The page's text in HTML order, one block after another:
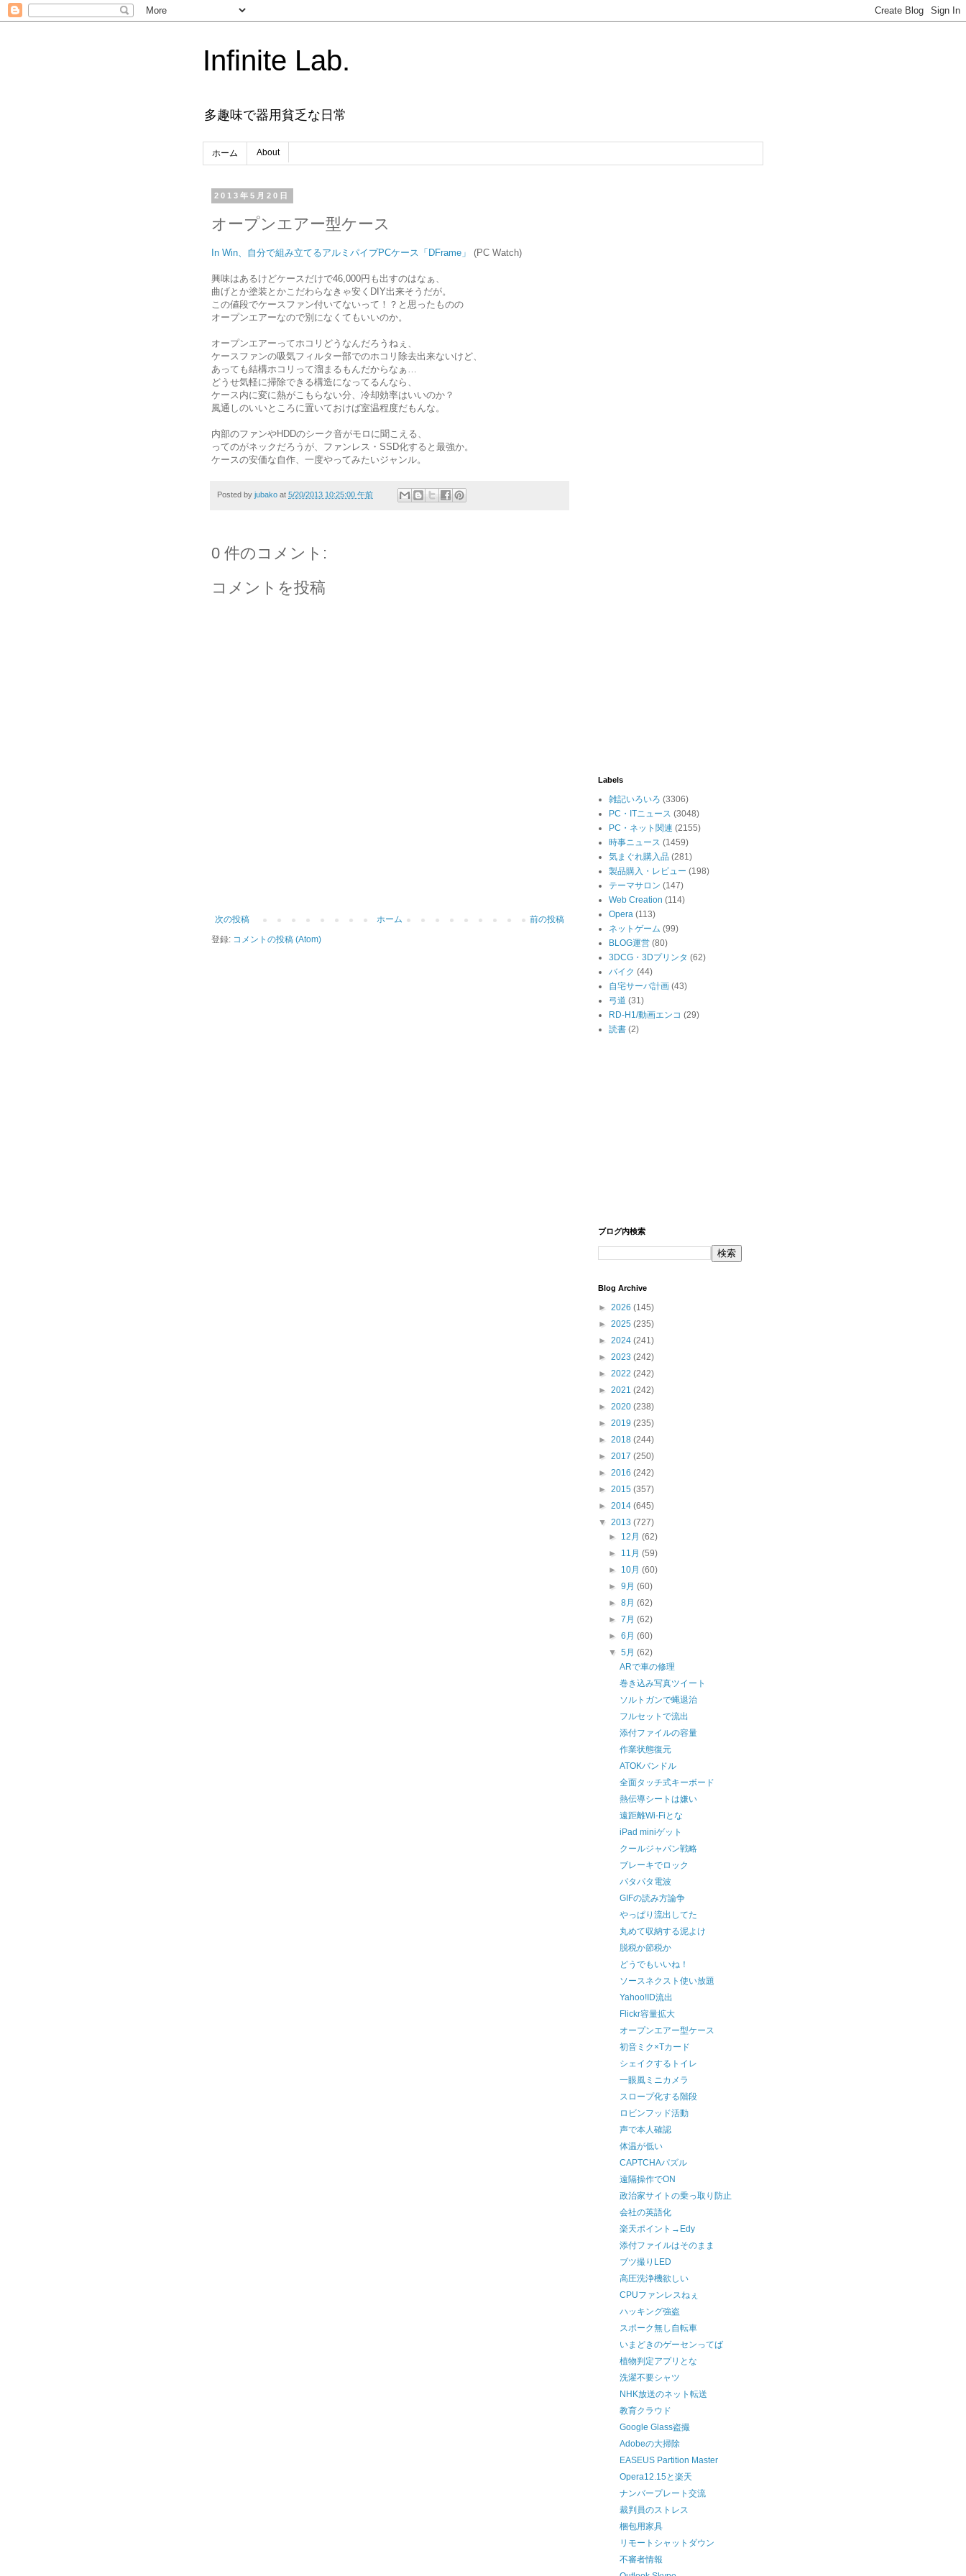
Infinite Lab.
多趣味で器用貧乏な日常
ホーム About
2013年5月20日
オープンエアー型ケース
In Win、自分で組み立てるアルミパイプPCケース「DFrame」 (PC Watch)
興味はあるけどケースだけで46,000円も出すのはなぁ、
曲げとか塗装とかこだわらなきゃ安くDIY出来そうだが。
この値段でケースファン付いてないって！？と思ったものの
オープンエアーなので別になくてもいいのか。
オープンエアーってホコリどうなんだろうねぇ、
ケースファンの吸気フィルター部でのホコリ除去出来ないけど、
あっても結構ホコリって溜まるもんだからなぁ…
どうせ気軽に掃除できる構造になってるんなら、
ケース内に変に熱がこもらない分、冷却効率はいいのか？
風通しのいいところに置いておけば室温程度だもんな。
内部のファンやHDDのシーク音がモロに聞こえる、
ってのがネックだろうが、ファンレス・SSD化すると最強か。
ケースの安価な自作、一度やってみたいジャンル。
Posted by jubako at 5/20/2013 10:25:00 午前
0 件のコメント:
コメントを投稿
次の投稿 前の投稿
ホーム
登録: コメントの投稿 (Atom)
Labels
雑記いろいろ (3306)
PC・ITニュース (3048)
PC・ネット関連 (2155)
時事ニュース (1459)
気まぐれ購入品 (281)
製品購入・レビュー (198)
テーマサロン (147)
Web Creation (114)
Opera (113)
ネットゲーム (99)
BLOG運営 (80)
3DCG・3Dプリンタ (62)
バイク (44)
自宅サーバ計画 (43)
弓道 (31)
RD-H1/動画エンコ (29)
読書 (2)
ブログ内検索
Blog Archive
► 2026 (145)
► 2025 (235)
► 2024 (241)
► 2023 (242)
► 2022 (242)
► 2021 (242)
► 2020 (238)
► 2019 (235)
► 2018 (244)
► 2017 (250)
► 2016 (242)
► 2015 (357)
► 2014 (645)
▼ 2013 (727)
► 12月(62)
► 11月(59)
► 10月(60)
►9月(60)
►8月(62)
►7月(62)
►6月(60)
▼5月(62)
ARで車の修理
巻き込み写真ツイート
ソルトガンで蝿退治
フルセットで流出
添付ファイルの容量
作業状態復元
ATOKバンドル
全面タッチ式キーボード
熱伝導シートは嫌い
遠距離Wi-Fiとな
iPad miniゲット
クールジャパン戦略
ブレーキでロック
パタパタ電波
GIFの読み方論争
やっぱり流出してた
丸めて収納する泥よけ
脱税か節税か
どうでもいいね！
ソースネクスト使い放題
Yahoo!ID流出
Flickr容量拡大
オープンエアー型ケース
初音ミク×Tカード
シェイクするトイレ
一眼風ミニカメラ
スロープ化する階段
ロビンフッド活動
声で本人確認
体温が低い
CAPTCHAパズル
遠隔操作でON
政治家サイトの乗っ取り防止
会社の英語化
楽天ポイント→Edy
添付ファイルはそのまま
ブツ撮りLED
高圧洗浄機欲しい
CPUファンレスねぇ
ハッキング強盗
スポーク無し自転車
いまどきのゲーセンってば
植物判定アプリとな
洗濯不要シャツ
NHK放送のネット転送
教育クラウド
Google Glass盗撮
Adobeの大掃除
EASEUS Partition Master
Opera12.15と楽天
ナンバープレート交流
裁判員のストレス
梱包用家具
リモートシャットダウン
不審者情報